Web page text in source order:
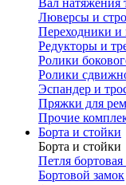
Вал натяжения
Люверсы и
Переходники и
Редукторы и
Ролики
Ролики
Эспандер и
Пряжки для
Прочие
Борта и стойки
Борта и стойки
Петля
Бортовой замок